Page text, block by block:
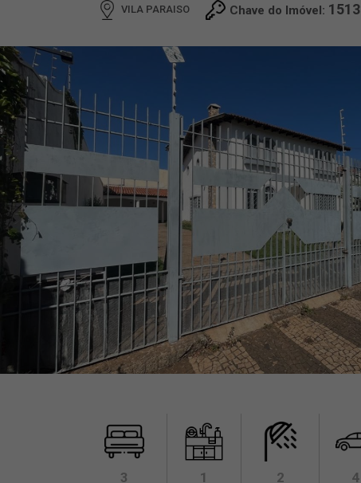
VILA PARAISO Chave do Imóvel: 1513
3 1 2 4